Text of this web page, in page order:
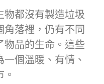
物都沒有製造垃圾
落裡，仍有不同
物品的生命。這些
個溫暖、有情、